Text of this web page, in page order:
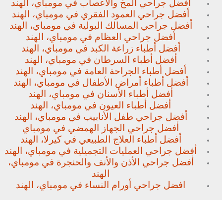
أفضل جراحي المخ والأعصاب في مومباي، الهند
أفضل جراحي العمود الفقري في مومباي، الهند
أفضل جراحي المسالك البولية في مومباي، الهند
أفضل جراحي العظام في مومباي، الهند
أفضل أطباء زراعة الكبد في مومباي، الهند
أفضل أطباء السرطان في مومباي، الهند
أفضل أطباء الجراحة العامة في مومباي، الهند
أفضل أطباء أمراض الأطفال في مومباي، الهند
أفضل أطباء الأسنان في مومباي، الهند
أفضل أطباء العيون في مومباي، الهند
أفضل جراحي طفل الأنابيب في مومباي، الهند
أفضل جراحي الجهاز الهمضي في مومباي
أفضل أطباء العلاج الطبيعي في كيرلا، الهند
أفضل جراحي العمليات التجميلية في مومباي، الهند
أفضل جراحي الأذن والأنف والحنجرة في مومباي،
الهند
افضل جراحي أورام النساء في مومباي، الهند